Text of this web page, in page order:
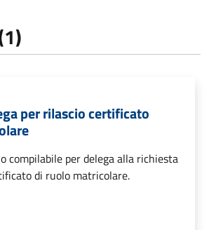
per rilascio certificato
compilabile per delega alla richiesta
di ruolo matricolare.